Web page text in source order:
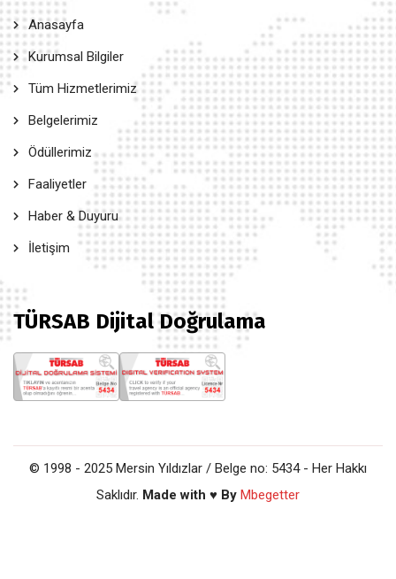
Anasayfa
Kurumsal Bilgiler
Tüm Hizmetlerimiz
Belgelerimiz
Ödüllerimiz
Faaliyetler
Haber & Duyuru
İletişim
TÜRSAB Dijital Doğrulama
© 1998 - 2025 Mersin Yıldızlar / Belge no: 5434 - Her Hakkı
Saklıdır. Made with ♥ By Mbegetter